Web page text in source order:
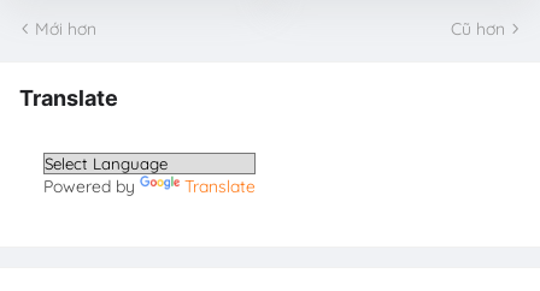
Mới hơn Cũ hơn
Translate
Powered by Translate